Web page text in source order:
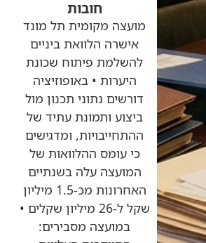
חובות
מועצה מקומית תל מונד
אישרה הלוואת ביניים
להשלמת פיתוח שכונת
היערות • באופוזיציה
דורשים נתוני תכנון מול
ביצוע ותמונת עתיד של
ההתחייבויות, ומדגישים
כי עומס ההלוואות של
המועצה עלה בשנתיים
האחרונות מכ-1.5 מיליון
שקל ל-26 מיליון שקלים •
במועצה מסבירים: